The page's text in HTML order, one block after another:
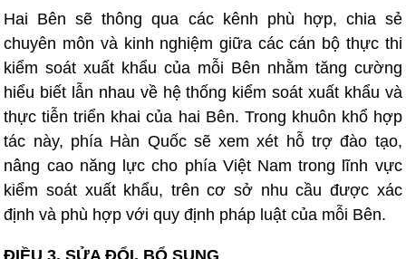
Hai Bên sẽ thông qua các kênh phù hợp, chia sẻ
chuyên môn và kinh nghiệm giữa các cán bộ thực thi
kiểm soát xuất khẩu của mỗi Bên nhằm tăng cường
hiểu biết lẫn nhau về hệ thống kiểm soát xuất khẩu và
thực tiễn triển khai của hai Bên. Trong khuôn khổ hợp
tác này, phía Hàn Quốc sẽ xem xét hỗ trợ đào tạo,
nâng cao năng lực cho phía Việt Nam trong lĩnh vực
kiểm soát xuất khẩu, trên cơ sở nhu cầu được xác
định và phù hợp với quy định pháp luật của mỗi Bên.
ĐIỀU 3. SỬA ĐỔI, BỔ SUNG